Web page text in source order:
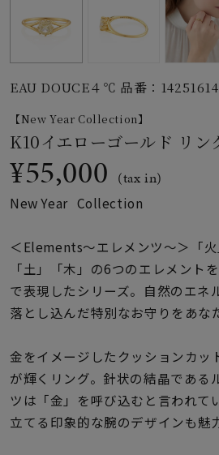
石の色
ファッションテイス
ト
コレクション
リングサイズ
メンズ
リングサイズ
EAU DOUCE４℃ 品番：
【New Year Collection】
K10イエローゴールド リン
¥55,000 (tax in)
New Year Collection
＜Elements〜エレメンツ〜＞「火
「土」「木」の6つのエレメント
で表現したシリーズ。自然のエネ
落とし込んだ特別なお守りをあな
金をイメージしたクッションカッ
が輝くリング。針状の結晶である
ツは「金」を呼び込むと言われて
立てる印象的な腕のデザインも魅